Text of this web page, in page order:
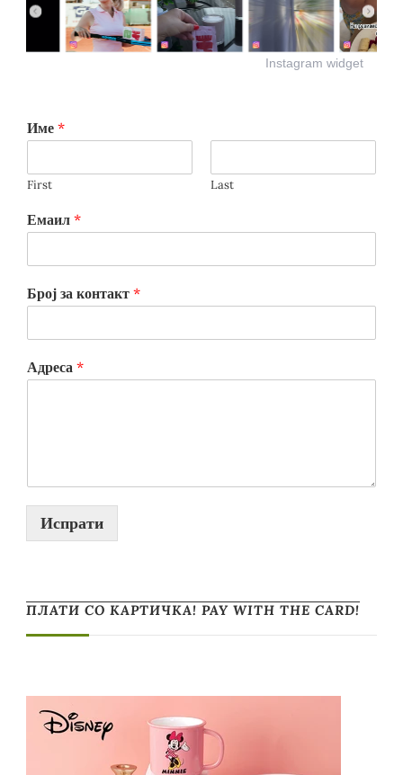
Instagram widget
Име *
First Last
Емаил *
Број за контакт *
Адреса *
Испрати
ПЛАТИ СО КАРТИЧКА! PAY WITH THE CARD!